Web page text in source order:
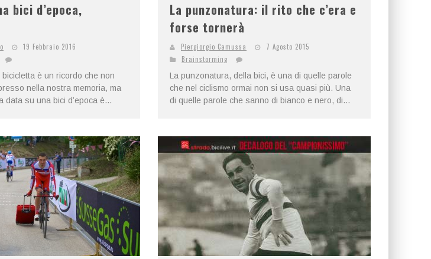
bici d’epoca,
19 Febbraio 2016
è un ricordo che non
nella nostra memoria, ma
data su una bici d’epoca è...
La punzonatura: il rito che c’era e
forse tornerà
Piergiorgio Camussa
7 Agosto 2015
Brainstorming
La punzonatura, della bici, è una di quelle parole
che nel ciclismo ormai non si usa quasi più. Una
di quelle parole che sanno di bianco e nero, di...